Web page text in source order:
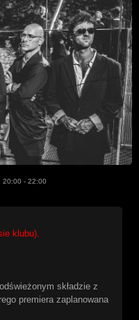
20:00 - 22:00
klubu).
składzie z
premiera zaplanowana